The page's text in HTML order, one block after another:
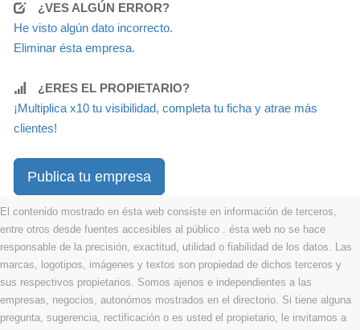
¿VES ALGÚN ERROR?
He visto algún dato incorrecto.
Eliminar ésta empresa.
¿ERES EL PROPIETARIO?
¡Multiplica x10 tu visibilidad, completa tu ficha y atrae más
clientes!
Publica tu empresa
El contenido mostrado en ésta web consiste en información de terceros,
entre otros desde fuentes accesibles al público . ésta web no se hace
responsable de la precisión, exactitud, utilidad o fiabilidad de los datos. Las
marcas, logotipos, imágenes y textos son propiedad de dichos terceros y
sus respectivos propietarios. Somos ajenos e independientes a las
empresas, negocios, autonómos mostrados en el directorio. Si tiene alguna
pregunta, sugerencia, rectificación o es usted el propietario, le invitamos a